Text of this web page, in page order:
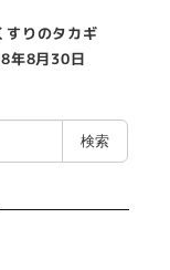
すりのタカギ
年8月30日
検索